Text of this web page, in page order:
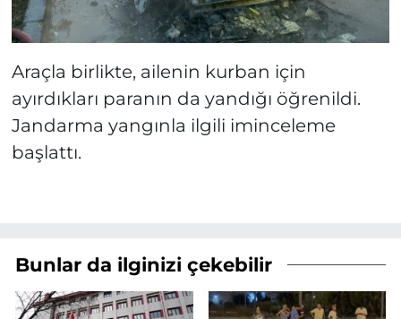
Araçla birlikte, ailenin kurban için
ayırdıkları paranın da yandığı öğrenildi.
Jandarma yangınla ilgili iminceleme
başlattı.
Bunlar da ilginizi çekebilir